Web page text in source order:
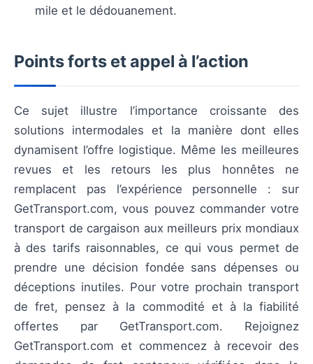
mile et le dédouanement.
Points forts et appel à l’action
Ce sujet illustre l’importance croissante des
solutions intermodales et la manière dont elles
dynamisent l’offre logistique. Même les meilleures
revues et les retours les plus honnêtes ne
remplacent pas l’expérience personnelle : sur
GetTransport.com, vous pouvez commander votre
transport de cargaison aux meilleurs prix mondiaux
à des tarifs raisonnables, ce qui vous permet de
prendre une décision fondée sans dépenses ou
déceptions inutiles. Pour votre prochain transport
de fret, pensez à la commodité et à la fiabilité
offertes par GetTransport.com. Rejoignez
GetTransport.com et commencez à recevoir des